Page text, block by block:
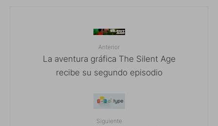
Anterior
La aventura gráfica The Silent Age
recibe su segundo episodio
Siguiente